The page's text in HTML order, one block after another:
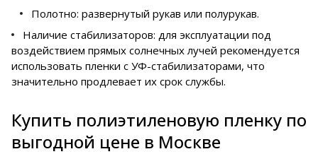
Полотно: развернутый рукав или полурукав.
Наличие стабилизаторов: для эксплуатации под
воздействием прямых солнечных лучей рекомендуется
использовать пленки с УФ-стабилизаторами, что
значительно продлевает их срок службы.
Купить полиэтиленовую пленку по
выгодной цене в Москве